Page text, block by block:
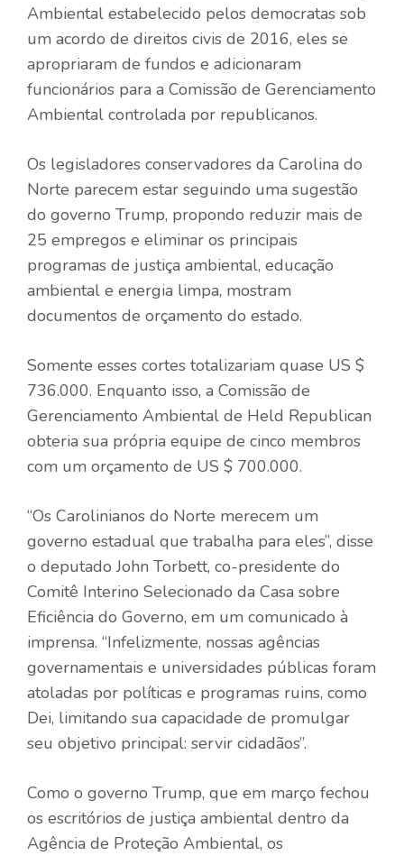
Ambiental estabelecido pelos democratas sob
um acordo de direitos civis de 2016, eles se
apropriaram de fundos e adicionaram
funcionários para a Comissão de Gerenciamento
Ambiental controlada por republicanos.
Os legisladores conservadores da Carolina do
Norte parecem estar seguindo uma sugestão
do governo Trump, propondo reduzir mais de
25 empregos e eliminar os principais
programas de justiça ambiental, educação
ambiental e energia limpa, mostram
documentos de orçamento do estado.
Somente esses cortes totalizariam quase US $
736.000. Enquanto isso, a Comissão de
Gerenciamento Ambiental de Held Republican
obteria sua própria equipe de cinco membros
com um orçamento de US $ 700.000.
“Os Carolinianos do Norte merecem um
governo estadual que trabalha para eles”, disse
o deputado John Torbett, co-presidente do
Comitê Interino Selecionado da Casa sobre
Eficiência do Governo, em um comunicado à
imprensa. “Infelizmente, nossas agências
governamentais e universidades públicas foram
atoladas por políticas e programas ruins, como
Dei, limitando sua capacidade de promulgar
seu objetivo principal: servir cidadãos”.
Como o governo Trump, que em março fechou
os escritórios de justiça ambiental dentro da
Agência de Proteção Ambiental, os